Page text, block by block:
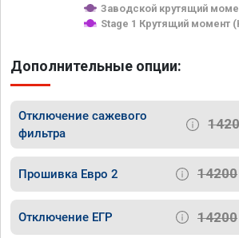
Заводской крутящий
Stage 1 Крутящий момент
Дополнительные опции:
Отключение сажевого
фильтра
Прошивка Евро 2 14200
Отключение ЕГР 14200